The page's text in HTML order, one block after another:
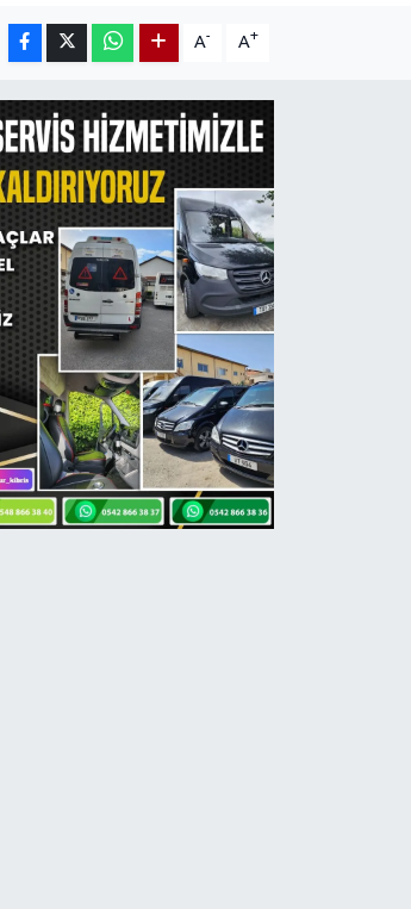
A- A+